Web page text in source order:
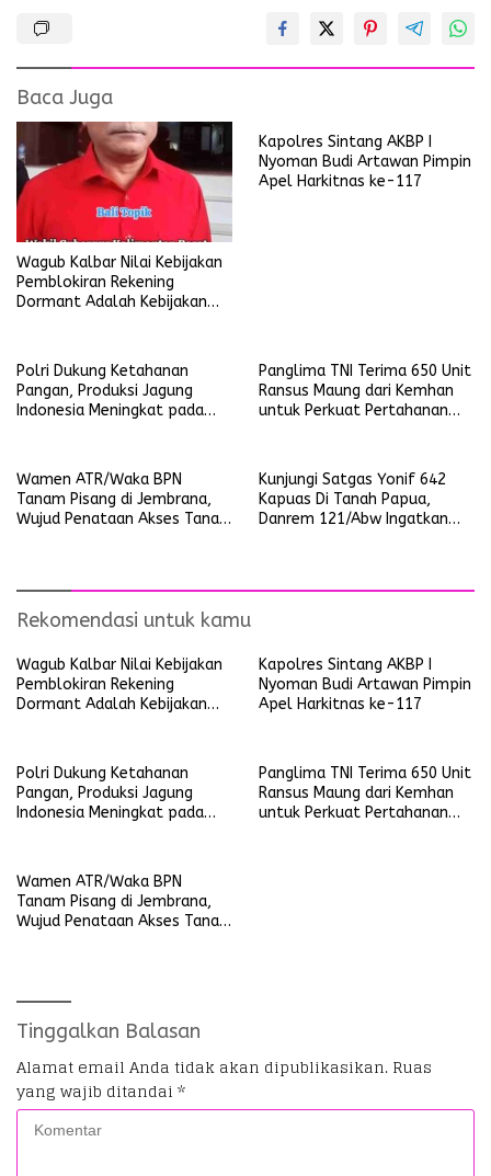
Baca Juga
Wagub Kalbar Nilai Kebijakan
Pemblokiran Rekening
Dormant Adalah Kebijakan
Kapolres Sintang AKBP I
Nyoman Budi Artawan Pimpin
Apel Harkitnas ke-117
Polri Dukung Ketahanan
Pangan, Produksi Jagung
Indonesia Meningkat pada
Panglima TNI Terima 650 Unit
Ransus Maung dari Kemhan
untuk Perkuat Pertahanan
Wamen ATR/Waka BPN
Tanam Pisang di Jembrana,
Wujud Penataan Akses Tanah
Kunjungi Satgas Yonif 642
Kapuas Di Tanah Papua,
Danrem 121/Abw Ingatkan
Rekomendasi untuk kamu
Wagub Kalbar Nilai Kebijakan
Pemblokiran Rekening
Dormant Adalah Kebijakan
Kapolres Sintang AKBP I
Nyoman Budi Artawan Pimpin
Apel Harkitnas ke-117
Polri Dukung Ketahanan
Pangan, Produksi Jagung
Indonesia Meningkat pada
Panglima TNI Terima 650 Unit
Ransus Maung dari Kemhan
untuk Perkuat Pertahanan
Wamen ATR/Waka BPN
Tanam Pisang di Jembrana,
Wujud Penataan Akses Tanah
Tinggalkan Balasan
Alamat email Anda tidak akan dipublikasikan. Ruas
yang wajib ditandai *